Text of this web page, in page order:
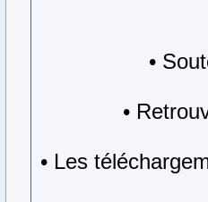
•
•
• Les